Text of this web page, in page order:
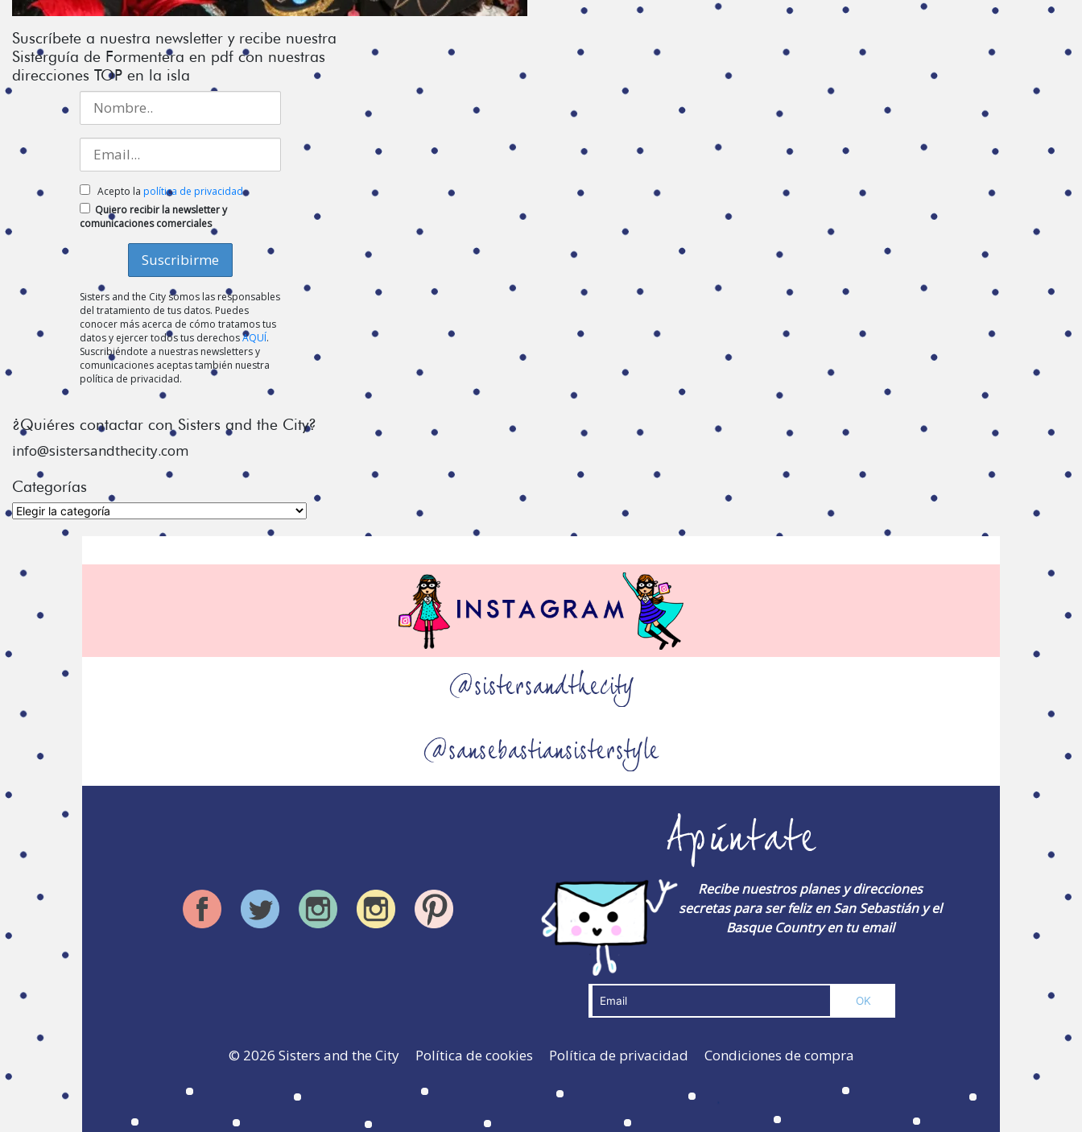
Suscríbete a nuestra newsletter y recibe nuestra
Sisterguía de Formentera en pdf con nuestras
direcciones TOP en la isla
Acepto la política de privacidad
Quiero recibir la newsletter y
comunicaciones comerciales
Sisters and the City somos las responsables
del tratamiento de tus datos. Puedes
conocer más acerca de cómo tratamos tus
datos y ejercer todos tus derechosAQUÍ.
Suscribiéndote a nuestras newsletters y
comunicaciones aceptas también nuestra
política de privacidad.
¿Quiéres contactar con Sisters and the City?
info@sistersandthecity.com
Categorías
Categorías
@sistersandthecity
@sansebastiansisterstyle
Apúntate
Recibe nuestros planes y direcciones
secretas para ser feliz en San Sebastián y el
Basque Country en tu email
© 2026 Sisters and the City Política de cookies Política de privacidad Condiciones de compra